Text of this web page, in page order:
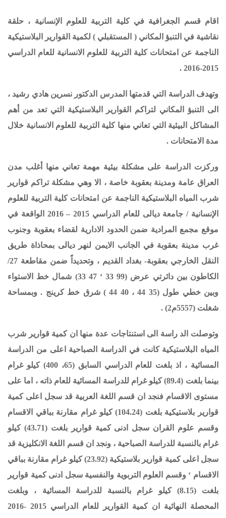
اقام قسم الجغرافية في كلية التربية للعلوم الإنسانية ، حلقة
نقاشية في التنبؤ المكاني ( المستقبلي ) لكمية القوارير البلاستيكية
الناجمة عن امتحانات كلية التربية للعلوم الانسانية للعام الدراسي
2015-2016
.
وتهدف الدراسة التي قدمتها المدرس الدكتور نسرين هادي رشيد ،
الى التنبؤ المكاني لتراكم القوارير البلاستيكية التي تعد من أهم
المشاكل البيئية التي تعاني منها كلية التربية للعلوم الانسانية خلال
مدة الامتحانات .
وركزت الدراسة على مشكلة بيئية مهمة تعاني منها أغلب مدن
العراق عامة ومدينة بعقوبة خاصة ، الا وهي مشكلة تراكم قوارير
شرب المياه البلاستيكية الناجمة عن امتحانات كلية التربية للعلوم
الإنسانية / جامعة ديالى للعام الدراسي 2015 – 2016 الواقعة في
موقع مجمع المرادية ضمن الحدود الادارية لقضاء بعقوبة وجنوب
غرب مدينة بعقوبة في الجانب الايمن لنهر ديالى بمحاذاة طريق
النقل الخارجي بعقوبة- بغداد القديم ، وتحديداً ضمن مقاطعة 27/
الكاطون بين دائرتي عرض (99 33 ‘ 47 33) شمال خط الاستواء
وبين خطي طول (35 44 ، 40 44 ) شرق خط كرينج . وبمساحة
شغلت (5557م2) .
وتوصلت الد راسة الى استنتاجات عدة منها ان كمية قوارير شرب
المياه البلاستيكية كانت في الدراسة الصباحية اعلى من الدراسة
المسائية ، اذ بلغت للعام الدراسي السابق (65، 400) كيلو غرام
بينما بلغت (89.4) كيلو غرام للدراسة المسائية للعام ذاته ، اما على
مستوى الاقسام فنجد ان قسم اللغة العربية قد سجل اعلى كمية
قوارير بلاستيكية بلغت (104.24) كيلو غرام مقارنة بباقي الاقسام
وقسم علوم القران سجل ادنى كمية قوارير بلغت (43.71) كيلو
غرام بالنسبة للدراسة الصباحية ، ونجد ان قسم اللغة الانكليزية قد
سجل اعلى كمية قوارير بلاستيكية (23.92) كيلو غرام مقارنة بباقي
الاقسام ‘ وقسم العلوم التربوية والنفسية سجل ادنى كمية قوارير
بلغت (8.15) كيلو غرام بالنسبة للدراسة المسائية ، وبلغت
المحصلة النهائية ان كمية القوارير للعام الدراسي 2015 -2016